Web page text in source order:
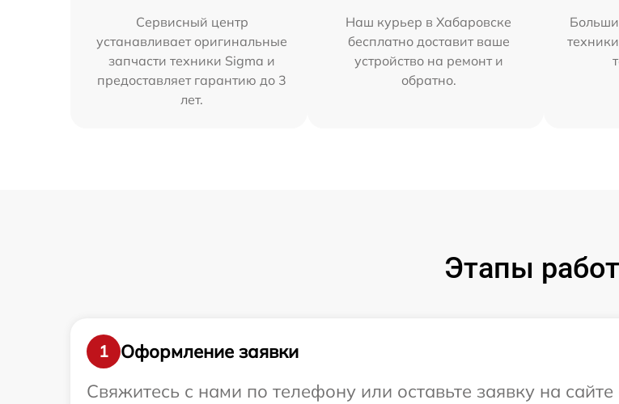
Сервисный центр
устанавливает оригинальные
запчасти техники Sigma и
предоставляет гарантию до 3
лет.
Наш курьер в Хабаровске
бесплатно доставит ваше
устройство на ремонт и
обратно.
Этапы
1
Оформление заявки
Свяжитесь с нами по телефону или оставьте заявку на